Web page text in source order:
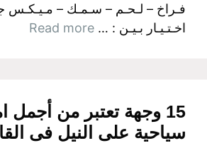
فـراخ – لـحـم – سـمـك – مـيـكـس
اخـتـيـار بـيـن : … Read more
15 وجهة تعتبر من أجمل
سياحية على النيل فى